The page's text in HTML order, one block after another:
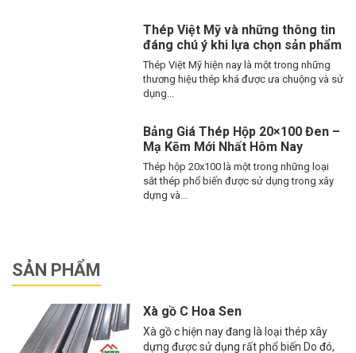
Thép Việt Mỹ và những thông tin
đáng chú ý khi lựa chọn sản phẩm
Thép Việt Mỹ hiện nay là một trong những
thương hiệu thép khá được ưa chuộng và sử
dụng...
Bảng Giá Thép Hộp 20×100 Đen –
Mạ Kẽm Mới Nhất Hôm Nay
Thép hộp 20x100 là một trong những loại
sắt thép phổ biến được sử dụng trong xây
dựng và...
SẢN PHẨM
Xà gồ C Hoa Sen
Xà gồ c hiện nay đang là loại thép xây
dựng được sử dụng rất phổ biến Do đó,